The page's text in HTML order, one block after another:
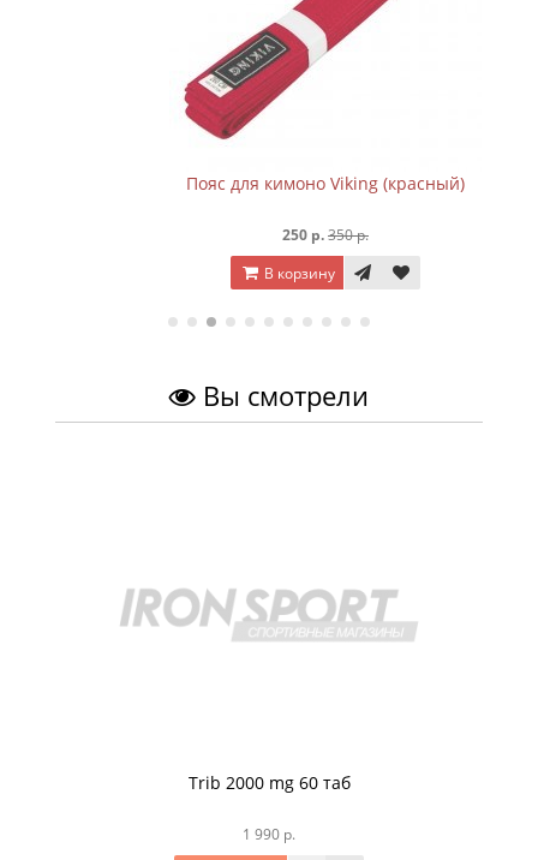
Пояс для кимоно Viking (красный)
350 р.
В корзину
Вы смотрели
Trib 2000 mg 60 таб
1 990 р.